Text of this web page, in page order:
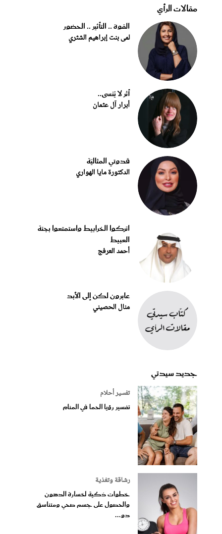
مقالات الرأي
القوة .. التأثير .. الحضور
لمى بنت إبراهيم الشثري
أثر لا يُنسى..
أبرار آل عثمان
قدوتي المثاليّة
الدكتورة مايا الهواري
اتركوا الخرابيط واستمتعوا بجنة
العبيط
أحمد العرفج
عابرون لكن إلى الأبد
منال الحصيني
جديد سيدتي
تفسير أحلام
تفسير رؤيا الحما في المنام
رشاقة وتغذية
خطوات ذكية لخسارة الدهون
والحصول على جسم صحي ومتناسق
دو...